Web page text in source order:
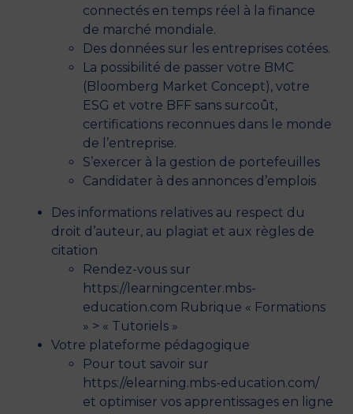
connectés en temps réel à la finance
de marché mondiale.
Des données sur les entreprises cotées.
La possibilité de passer votre BMC
(Bloomberg Market Concept), votre
ESG et votre BFF sans surcoût,
certifications reconnues dans le monde
de l’entreprise.
S’exercer à la gestion de portefeuilles
Candidater à des annonces d’emplois
Des informations relatives au respect du
droit d’auteur, au plagiat et aux règles de
citation
Rendez-vous sur
https://learningcenter.mbs-
education.com Rubrique « Formations
» > « Tutoriels »
Votre plateforme pédagogique
Pour tout savoir sur
https://elearning.mbs-education.com/
et optimiser vos apprentissages en ligne